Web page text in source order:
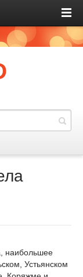
наибольшее
Устьянском